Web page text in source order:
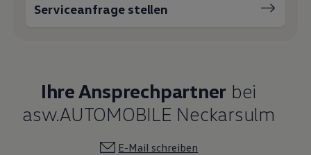
Serviceanfrage stellen
Ihre Ansprechpartner bei
asw.AUTOMOBILE Neckarsulm
E-Mail schreiben